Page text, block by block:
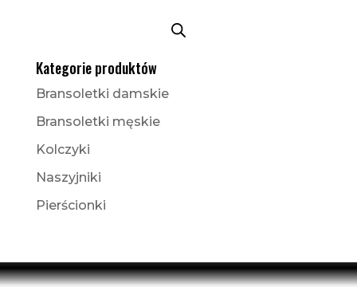
Kategorie produktów
Bransoletki damskie
Bransoletki męskie
Kolczyki
Naszyjniki
Pierścionki